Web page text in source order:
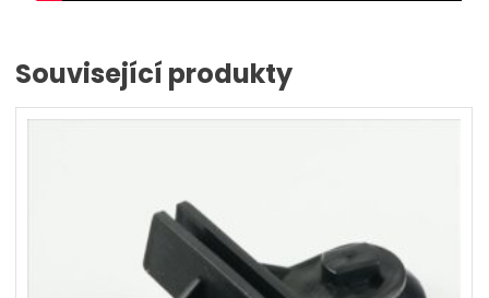
Související produkty